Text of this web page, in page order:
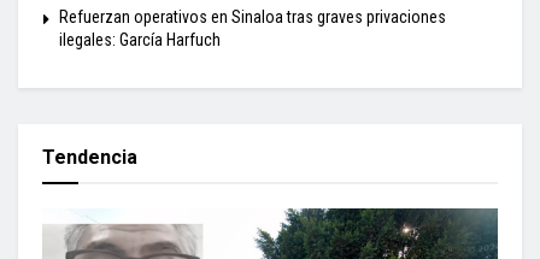
Refuerzan operativos en Sinaloa tras graves privaciones
ilegales: García Harfuch
Tendencia